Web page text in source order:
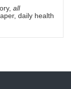
all
daily health